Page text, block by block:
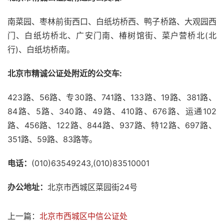
南菜园、枣林前街西口、白纸坊桥西、鸭子桥路、大观园西
门、白纸坊桥北、广安门南、椿树馆街、菜户营桥北(北
行)、白纸坊桥南。
北京市精诚公证处附近的公交车:
423路、56路、专30路、741路、133路、19路、381路、
84路、5路、340路、49路、410路、676路、运通102
路、456路、122路、844路、937路、特12路、697路、
351路、59路、83路等。
电话： (010)63549243,(010)83510001
办公地址： 北京市西城区菜园街24号
上一篇： 北京市西城区中信公证处